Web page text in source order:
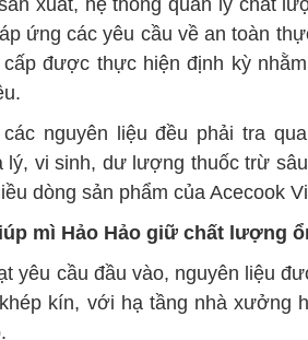
xuất, hệ thống quản lý chất
ứng các yêu cầu về an toàn
cấp được thực hiện định kỳ
nguyên liệu đều phải tra
lý, vi sinh, dư lượng thuốc trừ
dòng sản phẩm của Acecook
mì Hảo Hảo giữ chất lượng
yêu cầu đầu vào, nguyên liệu
kín, với hạ tầng nhà xưởng